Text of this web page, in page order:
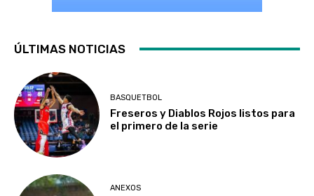
ÚLTIMAS NOTICIAS
BASQUETBOL
Freseros y Diablos Rojos listos para
el primero de la serie
ANEXOS